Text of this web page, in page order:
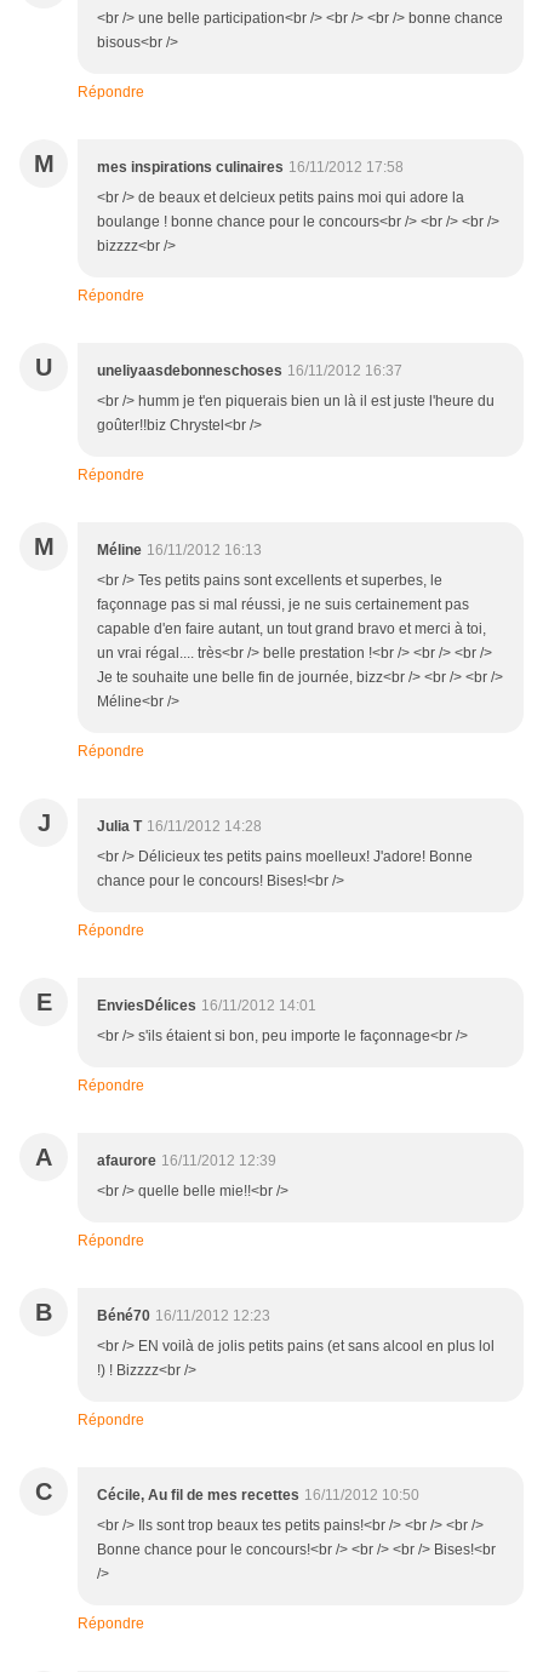
<br /> une belle participation<br /> <br /> <br /> bonne chance
bisous<br />
Répondre
M mes inspirations culinaires 16/11/2012 17:58
<br /> de beaux et delcieux petits pains moi qui adore la
boulange ! bonne chance pour le concours<br /> <br /> <br />
bizzzz<br />
Répondre
U uneliyaasdebonneschoses 16/11/2012 16:37
<br /> humm je t'en piquerais bien un là il est juste l'heure du
goûter!!biz Chrystel<br />
Répondre
M Méline 16/11/2012 16:13
<br /> Tes petits pains sont excellents et superbes, le
façonnage pas si mal réussi, je ne suis certainement pas
capable d'en faire autant, un tout grand bravo et merci à toi,
un vrai régal.... très<br /> belle prestation !<br /> <br /> <br />
Je te souhaite une belle fin de journée, bizz<br /> <br /> <br />
Méline<br />
Répondre
J Julia T 16/11/2012 14:28
<br /> Délicieux tes petits pains moelleux! J'adore! Bonne
chance pour le concours! Bises!<br />
Répondre
E EnviesDélices 16/11/2012 14:01
<br /> s'ils étaient si bon, peu importe le façonnage<br />
Répondre
A afaurore 16/11/2012 12:39
<br /> quelle belle mie!!<br />
Répondre
B Béné70 16/11/2012 12:23
<br /> EN voilà de jolis petits pains (et sans alcool en plus lol
!) ! Bizzzz<br />
Répondre
C Cécile, Au fil de mes recettes 16/11/2012 10:50
<br /> Ils sont trop beaux tes petits pains!<br /> <br /> <br />
Bonne chance pour le concours!<br /> <br /> <br /> Bises!<br
/>
Répondre